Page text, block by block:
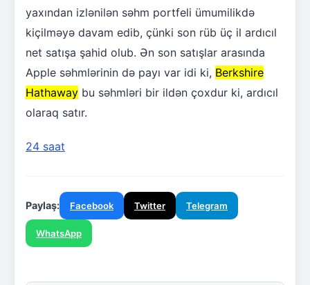
yaxından izlənilən səhm portfeli ümumilikdə
kiçilməyə davam edib, çünki son rüb üç il ardıcıl
net satışa şahid olub. Ən son satışlar arasında
Apple səhmlərinin də payı var idi ki, Berkshire
Hathaway bu səhmləri bir ildən çoxdur ki, ardıcıl
olaraq satır.
24 saat
Paylaş: Facebook Twitter Telegram
WhatsApp